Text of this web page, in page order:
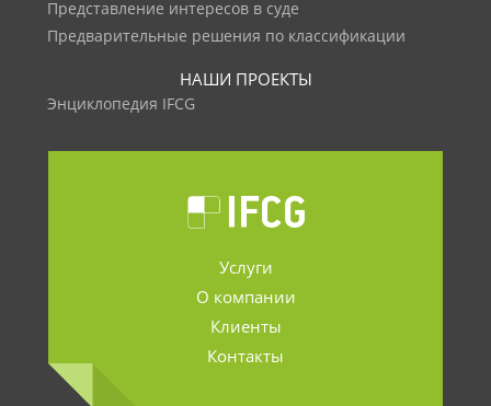
Представление интересов в суде
Предварительные решения по классификации
НАШИ ПРОЕКТЫ
Энциклопедия IFCG
Услуги
О компании
Клиенты
Контакты